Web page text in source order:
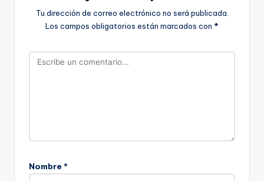
Tu dirección de correo electrónico no será publicada.
Los campos obligatorios están marcados con *
Nombre *